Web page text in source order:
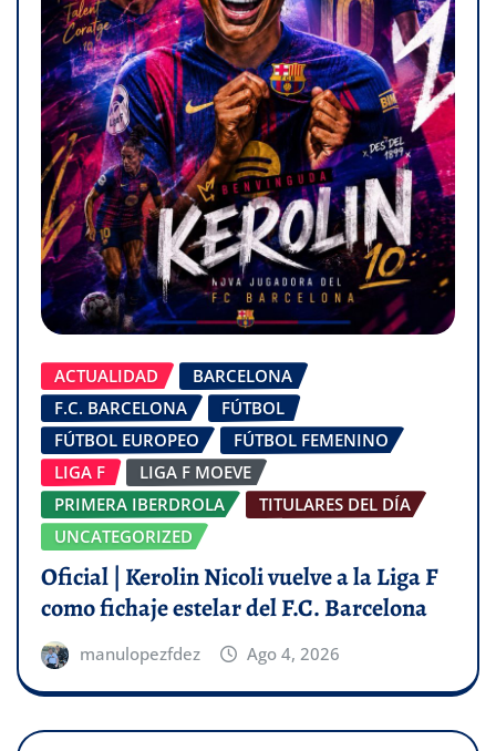
ACTUALIDAD
BARCELONA
F.C. BARCELONA
FÚTBOL
FÚTBOL EUROPEO
FÚTBOL FEMENINO
LIGA F
LIGA F MOEVE
PRIMERA IBERDROLA
TITULARES DEL DÍA
UNCATEGORIZED
Oficial | Kerolin Nicoli vuelve a la Liga F
como fichaje estelar del F.C. Barcelona
manulopezfdez Ago 4, 2026